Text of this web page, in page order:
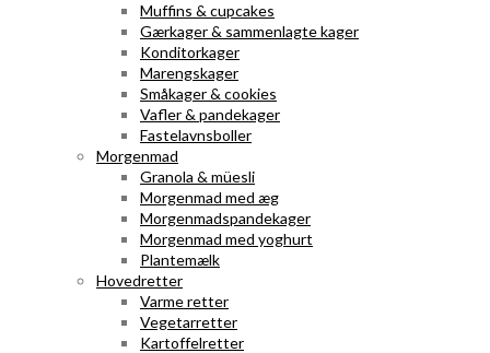
Muffins & cupcakes
Gærkager & sammenlagte kager
Konditorkager
Marengskager
Småkager & cookies
Vafler & pandekager
Fastelavnsboller
Morgenmad
Granola & müesli
Morgenmad med æg
Morgenmadspandekager
Morgenmad med yoghurt
Plantemælk
Hovedretter
Varme retter
Vegetarretter
Kartoffelretter